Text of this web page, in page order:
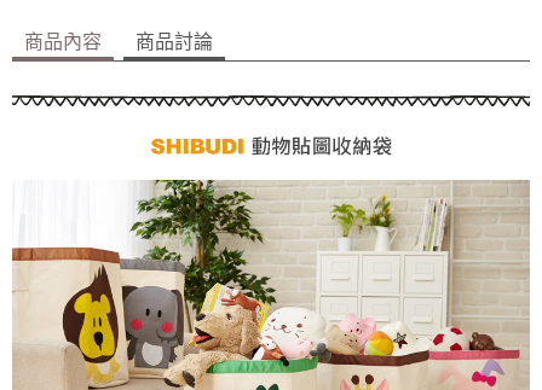
商品內容 商品討論